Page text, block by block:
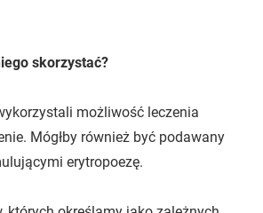
skorzystać?
możliwość leczenia
Mógłby również być podawany
erytropoezę.